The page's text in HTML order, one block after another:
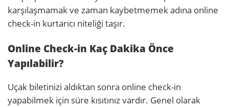
karşılaşmamak ve zaman kaybetmemek adına online
check-in kurtarıcı niteliği taşır.
Online Check-in Kaç Dakika Önce
Yapılabilir?
Uçak biletinizi aldıktan sonra online check-in
yapabilmek için süre kısıtınız vardır. Genel olarak